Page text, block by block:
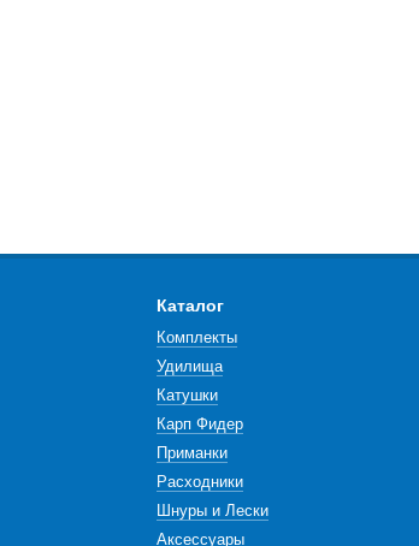
Каталог
Комплекты
Удилища
Катушки
Карп Фидер
Приманки
Расходники
Шнуры и Лески
Аксессуары